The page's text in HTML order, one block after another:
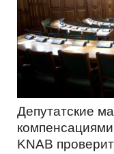
Депутатские
KNAB